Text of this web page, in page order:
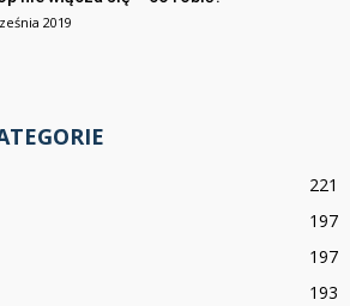
2019
221
197
197
193